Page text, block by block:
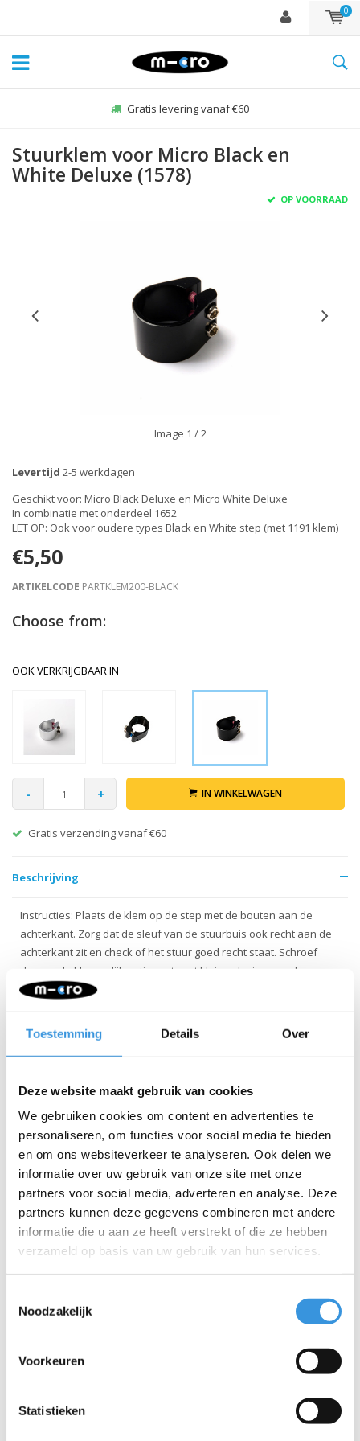
Toestemming Details Over
Deze website maakt gebruik van cookies
We gebruiken cookies om content en advertenties te
personaliseren, om functies voor social media te bieden
en om ons websiteverkeer te analyseren. Ook delen we
informatie over uw gebruik van onze site met onze
partners voor social media, adverteren en analyse. Deze
partners kunnen deze gegevens combineren met andere
informatie die u aan ze heeft verstrekt of die ze hebben
verzameld op basis van uw gebruik van hun services.
Noodzakelijk
Voorkeuren
Statistieken
0
Gratis levering vanaf €60
Stuurklem voor Micro Black en
White Deluxe (1578)
OP VOORRAAD
Image 1 / 2
Levertijd 2-5 werkdagen
Geschikt voor: Micro Black Deluxe en Micro White Deluxe
In combinatie met onderdeel 1652
LET OP: Ook voor oudere types Black en White step (met 1191 klem)
€5,50
ARTIKELCODE PARTKLEM200-BLACK
Choose from:
OOK VERKRIJGBAAR IN
- + IN WINKELWAGEN
Gratis verzending vanaf €60
Beschrijving
Instructies: Plaats de klem op de step met de bouten aan de
achterkant. Zorg dat de sleuf van de stuurbuis ook recht aan de
achterkant zit en check of het stuur goed recht staat. Schroef
daarna de klem gelijkmatig vast, met kleine slagjes aan de
bouten van onder naar boven. Ga door tot je echt niet meer
LET OP: Je hebt ook onderdeel 1652 nodig
Iets extra's erbij?